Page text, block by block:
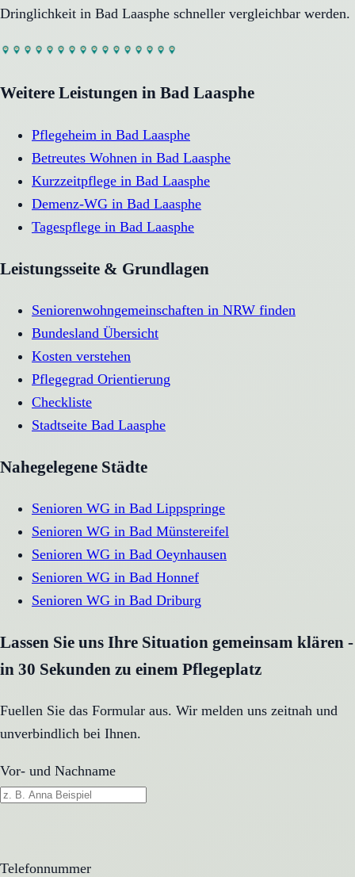
Dringlichkeit in Bad Laasphe schneller vergleichbar werden.
Weitere Leistungen in Bad Laasphe
Pflegeheim in Bad Laasphe
Betreutes Wohnen in Bad Laasphe
Kurzzeitpflege in Bad Laasphe
Demenz-WG in Bad Laasphe
Tagespflege in Bad Laasphe
Leistungsseite & Grundlagen
Seniorenwohngemeinschaften in NRW finden
Bundesland Übersicht
Kosten verstehen
Pflegegrad Orientierung
Checkliste
Stadtseite Bad Laasphe
Nahegelegene Städte
Senioren WG in Bad Lippspringe
Senioren WG in Bad Münstereifel
Senioren WG in Bad Oeynhausen
Senioren WG in Bad Honnef
Senioren WG in Bad Driburg
Lassen Sie uns Ihre Situation gemeinsam klären -
in 30 Sekunden zu einem Pflegeplatz
Fuellen Sie das Formular aus. Wir melden uns zeitnah und
unverbindlich bei Ihnen.
Vor- und Nachname
Telefonnummer